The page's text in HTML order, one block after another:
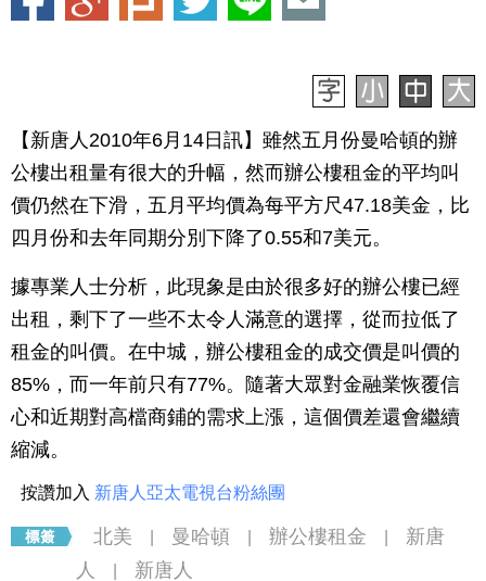
【新唐人2010年6月14日訊】雖然五月份曼哈頓的辦
公樓出租量有很大的升幅，然而辦公樓租金的平均叫
價仍然在下滑，五月平均價為每平方尺47.18美金，比
四月份和去年同期分別下降了0.55和7美元。
據專業人士分析，此現象是由於很多好的辦公樓已經
出租，剩下了一些不太令人滿意的選擇，從而拉低了
租金的叫價。在中城，辦公樓租金的成交價是叫價的
85%，而一年前只有77%。隨著大眾對金融業恢覆信
心和近期對高檔商鋪的需求上漲，這個價差還會繼續
縮減。
按讚加入 新唐人亞太電視台粉絲團
北美 曼哈頓 辦公樓租金
新唐
人
新唐人